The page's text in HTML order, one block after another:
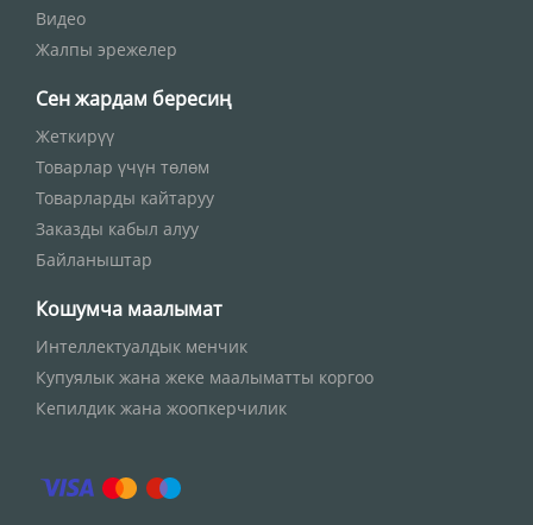
Видео
Жалпы эрежелер
Сен жардам бересиң
Жеткирүү
Товарлар үчүн төлөм
Товарларды кайтаруу
Заказды кабыл алуу
Байланыштар
Кошумча маалымат
Интеллектуалдык менчик
Купуялык жана жеке маалыматты коргоо
Кепилдик жана жоопкерчилик